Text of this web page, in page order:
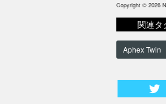
Copyright © 2026
関連タ
Aphex Twin